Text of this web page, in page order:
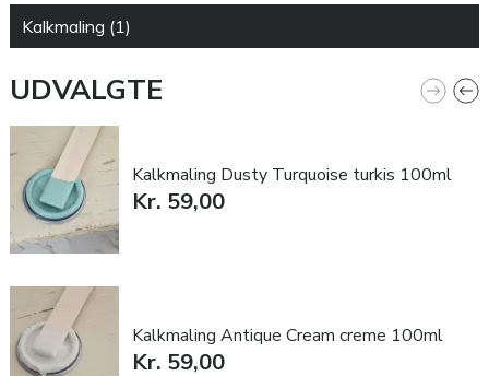
Kalkmaling (1)
UDVALGTE
Kalkmaling Dusty Turquoise turkis 100ml
Kr. 59,00
Kalkmaling Antique Cream creme 100ml
Kr. 59,00